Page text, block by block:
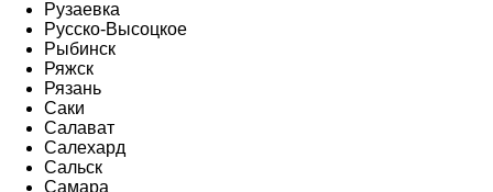
Рузаевка
Русско-Высоцкое
Рыбинск
Ряжск
Рязань
Саки
Салават
Салехард
Сальск
Самара